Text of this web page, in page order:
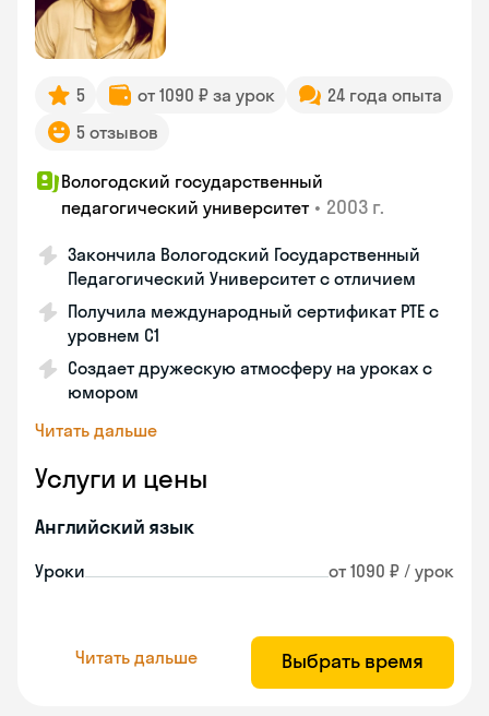
5 от 1090 ₽ за урок
24 года опыта
5 отзывов
Вологодский государственный
педагогический университет • 2003 г.
Закончила Вологодский Государственный
Педагогический Университет с отличием
Получила международный сертификат PTE с
уровнем C1
Создает дружескую атмосферу на уроках с
юмором
Читать дальше
Услуги и цены
Английский язык
Уроки от 1090 ₽ / урок
Читать дальше Выбрать время